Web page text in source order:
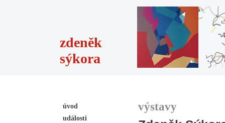
zdeněk
sýkora
úvod
události
výstavy